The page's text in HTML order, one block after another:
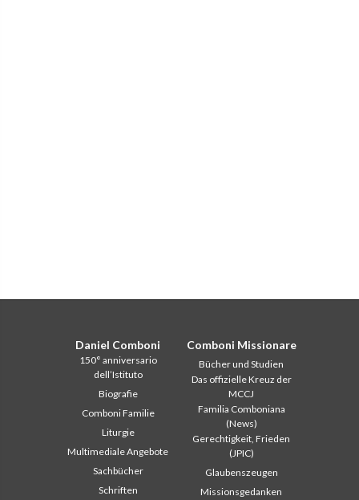
Daniel Comboni
150° anniversario
dell’Istituto
Biografie
Comboni Familie
Liturgie
Multimediale Angebote
Sachbücher
Schriften
Comboni Missionare
Bücher und Studien
Das offizielle Kreuz der
MCCJ
Familia Comboniana
(News)
Gerechtigkeit, Frieden
(JPIC)
Glaubenszeugen
Missionsgedanken